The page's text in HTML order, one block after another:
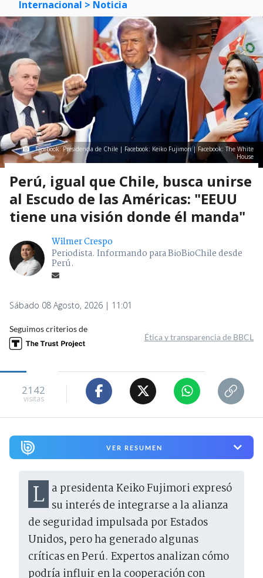
Internacional > Noticia
Facebook: Presidencia de Chile | Facebook: Keiko Fujimori | Facebook: The White
House
Perú, igual que Chile, busca unirse
al Escudo de las Américas: "EEUU
tiene una visión donde él manda"
Wilmer Crespo
Periodista. Informando para BioBioChile desde
Perú.
Sábado 08 Agosto, 2026 | 11:01
Seguimos criterios de
Ética y transparencia de BBCL
2142
visitas
VER RESUMEN
La presidenta Keiko Fujimori expresó su interés de integrarse a la alianza
de seguridad impulsada por Estados
Unidos, pero ha generado algunas
críticas en Perú. Expertos analizan cómo
podría influir en la cooperación con